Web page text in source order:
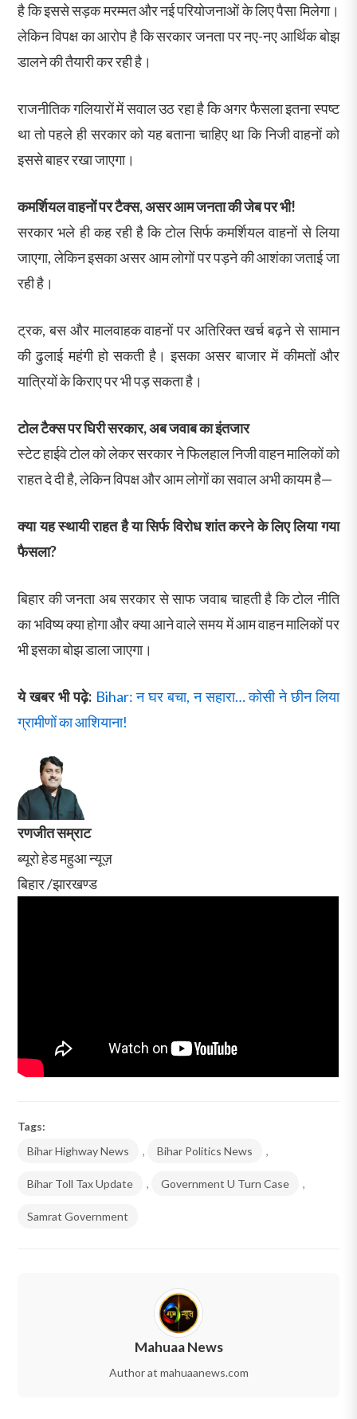
है कि इससे सड़क मरम्मत और नई परियोजनाओं के लिए पैसा मिलेगा।
लेकिन विपक्ष का आरोप है कि सरकार जनता पर नए-नए आर्थिक बोझ
डालने की तैयारी कर रही है।
राजनीतिक गलियारों में सवाल उठ रहा है कि अगर फैसला इतना स्पष्ट
था तो पहले ही सरकार को यह बताना चाहिए था कि निजी वाहनों को
इससे बाहर रखा जाएगा।
कमर्शियल वाहनों पर टैक्स, असर आम जनता की जेब पर भी!
सरकार भले ही कह रही है कि टोल सिर्फ कमर्शियल वाहनों से लिया
जाएगा, लेकिन इसका असर आम लोगों पर पड़ने की आशंका जताई जा
रही है।
ट्रक, बस और मालवाहक वाहनों पर अतिरिक्त खर्च बढ़ने से सामान
की ढुलाई महंगी हो सकती है। इसका असर बाजार में कीमतों और
यात्रियों के किराए पर भी पड़ सकता है।
टोल टैक्स पर घिरी सरकार, अब जवाब का इंतजार
स्टेट हाईवे टोल को लेकर सरकार ने फिलहाल निजी वाहन मालिकों को
राहत दे दी है, लेकिन विपक्ष और आम लोगों का सवाल अभी कायम है—
क्या यह स्थायी राहत है या सिर्फ विरोध शांत करने के लिए लिया गया
फैसला?
बिहार की जनता अब सरकार से साफ जवाब चाहती है कि टोल नीति
का भविष्य क्या होगा और क्या आने वाले समय में आम वाहन मालिकों पर
भी इसका बोझ डाला जाएगा।
ये खबर भी पढ़े: Bihar: न घर बचा, न सहारा… कोसी ने छीन लिया
ग्रामीणों का आशियाना!
रणजीत सम्राट
ब्यूरो हेड महुआ न्यूज़
बिहार /झारखण्ड
Tags:
Bihar Highway News
, Bihar Politics News ,
Bihar Toll Tax Update , Government U Turn Case ,
Samrat Government
Mahuaa News
Author at mahuaanews.com